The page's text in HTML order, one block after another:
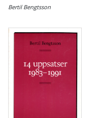
Bertil Bengtsson